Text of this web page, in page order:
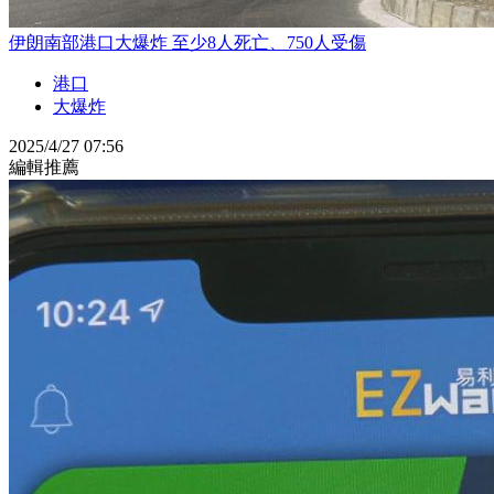
伊朗南部港口大爆炸 至少8人死亡、750人受傷
港口
大爆炸
2025/4/27 07:56
編輯推薦